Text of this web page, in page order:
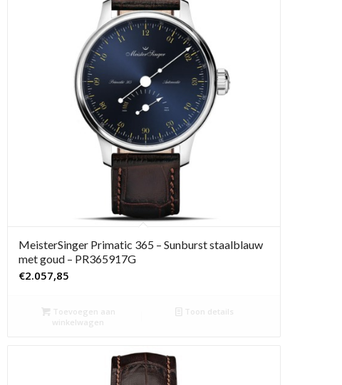
MeisterSinger Primatic 365 – Sunburst staalblauw
met goud – PR365917G
€2.057,85
Toevoegen aan
winkelwagen
Toon details